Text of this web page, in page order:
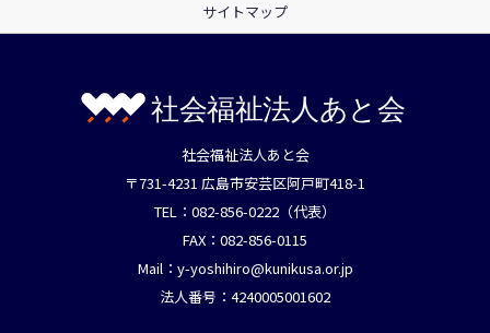
サイトマップ
社会福祉法人あと会
〒731-4231 広島市安芸区阿戸町418-1
TEL：082-856-0222（代表）
FAX：082-856-0115
Mail： y-yoshihiro@kunikusa.or.jp
法人番号：4240005001602